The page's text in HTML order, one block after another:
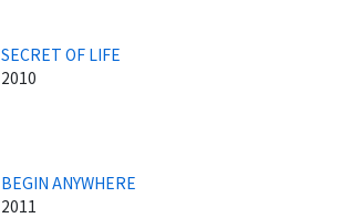
SECRET OF LIFE
2010
BEGIN ANYWHERE
2011